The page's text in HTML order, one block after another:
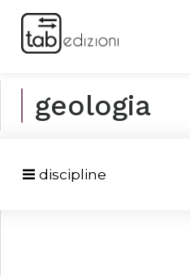
geologia
discipline